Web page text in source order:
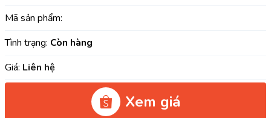
Mã sản phẩm:
Tình trạng: Còn hàng
Giá: Liên hệ
Xem giá